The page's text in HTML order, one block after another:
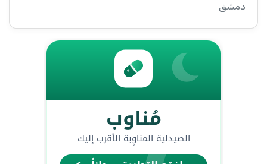
دمشق